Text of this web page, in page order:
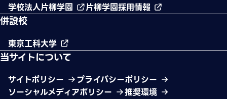
学校法人片柳学園 片柳学園採用情報
併設校
東京工科大学
当サイトについて
サイトポリシー
プライバシーポリシー
ソーシャルメディアポリシー
推奨環境